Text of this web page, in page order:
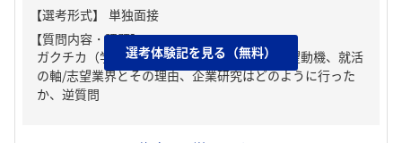
【質問内容・課題】
ガクチカ（学生時代に力を入れたこと）、志望動機、就活
の軸/志望業界とその理由、企業研究はどのように行った
か、逆質問
選考体験記を見る（無料）